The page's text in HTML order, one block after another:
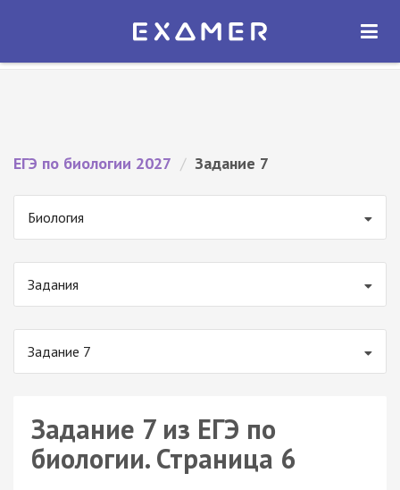
Экзамер — ЕГЭ 2027
ОТКРЫТЬ
ЕГЭ по биологии 2027 / Задание 7
Биология
Задания
Задание 7
Задание 7 из ЕГЭ по
биологии. Страница 6